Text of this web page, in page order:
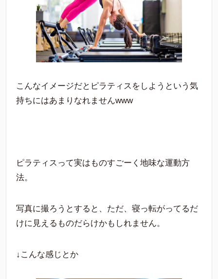
こんなイメージだとピラティスをしようという気
持ちにはあまりなれませんwww
ピラティスって実はものすごーく地味な運動方
法。
写真に撮ろうとすると、ただ、寝っ転がってるだ
けに見えるものだらけかもしれません。
↓こんな感じとか